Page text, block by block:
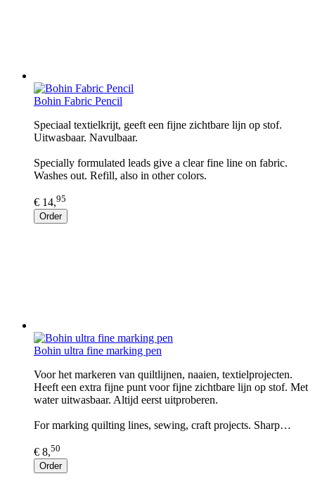
Bohin Fabric Pencil
Speciaal textielkrijt, geeft een fijne zichtbare lijn op stof.
Uitwasbaar. Navulbaar.
Specially formulated leads give a clear fine line on fabric.
Washes out. Refill, also in other colors.
€ 14,95
Order
Bohin ultra fine marking pen
Voor het markeren van quiltlijnen, naaien, textielprojecten.
Heeft een extra fijne punt voor fijne zichtbare lijn op stof. Met
water uitwasbaar. Altijd eerst uitproberen.
For marking quilting lines, sewing, craft projects. Sharp…
€ 8,50
Order